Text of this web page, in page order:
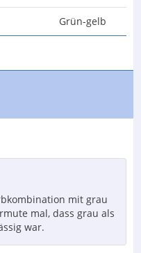
Grün-gelb
mit grau
mal, dass grau als
war.